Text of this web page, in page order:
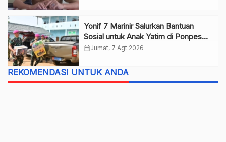
Yonif 7 Marinir Salurkan Bantuan
Sosial untuk Anak Yatim di Ponpes
Nurul Huda
calendar_monthJumat, 7 Agt 2026
REKOMENDASI UNTUK ANDA